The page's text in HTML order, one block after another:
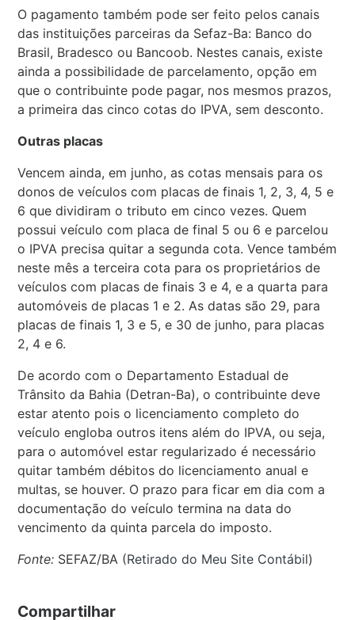
O pagamento também pode ser feito pelos canais
das instituições parceiras da Sefaz-Ba: Banco do
Brasil, Bradesco ou Bancoob. Nestes canais, existe
ainda a possibilidade de parcelamento, opção em
que o contribuinte pode pagar, nos mesmos prazos,
a primeira das cinco cotas do IPVA, sem desconto.
Outras placas
Vencem ainda, em junho, as cotas mensais para os
donos de veículos com placas de finais 1, 2, 3, 4, 5 e
6 que dividiram o tributo em cinco vezes. Quem
possui veículo com placa de final 5 ou 6 e parcelou
o IPVA precisa quitar a segunda cota. Vence também
neste mês a terceira cota para os proprietários de
veículos com placas de finais 3 e 4, e a quarta para
automóveis de placas 1 e 2. As datas são 29, para
placas de finais 1, 3 e 5, e 30 de junho, para placas
2, 4 e 6.
De acordo com o Departamento Estadual de
Trânsito da Bahia (Detran-Ba), o contribuinte deve
estar atento pois o licenciamento completo do
veículo engloba outros itens além do IPVA, ou seja,
para o automóvel estar regularizado é necessário
quitar também débitos do licenciamento anual e
multas, se houver. O prazo para ficar em dia com a
documentação do veículo termina na data do
vencimento da quinta parcela do imposto.
Fonte: SEFAZ/BA (Retirado do Meu Site Contábil)
Compartilhar